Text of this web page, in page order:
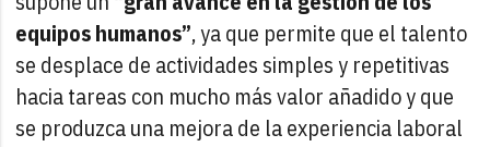
equipos humanos”, ya que permite que el talento
se desplace de actividades simples y repetitivas
hacia tareas con mucho más valor añadido y que
se produzca una mejora de la experiencia laboral